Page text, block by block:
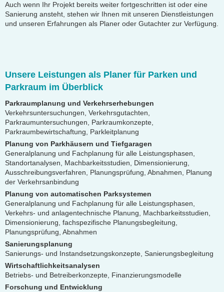
Auch wenn Ihr Projekt bereits weiter fortgeschritten ist oder eine
Sanierung ansteht, stehen wir Ihnen mit unseren Dienstleistungen
und unseren Erfahrungen als Planer oder Gutachter zur Verfügung.
Unsere Leistungen als Planer für Parken und
Parkraum im Überblick
Parkraumplanung und Verkehrserhebungen
Verkehrsuntersuchungen, Verkehrsgutachten,
Parkraumuntersuchungen, Parkraumkonzepte,
Parkraumbewirtschaftung, Parkleitplanung
Planung von Parkhäusern und Tiefgaragen
Generalplanung und Fachplanung für alle Leistungsphasen,
Standortanalysen, Machbarkeitsstudien, Dimensionierung,
Ausschreibungsverfahren, Planungsprüfung, Abnahmen, Planung
der Verkehrsanbindung
Planung von automatischen Parksystemen
Generalplanung und Fachplanung für alle Leistungsphasen,
Verkehrs- und anlagentechnische Planung, Machbarkeitsstudien,
Dimensionierung, fachspezifische Planungsbegleitung,
Planungsprüfung, Abnahmen
Sanierungsplanung
Sanierungs- und Instandsetzungskonzepte, Sanierungsbegleitung
Wirtschaftlichkeitsanalysen
Betriebs- und Betreiberkonzepte, Finanzierungsmodelle
Forschung und Entwicklung